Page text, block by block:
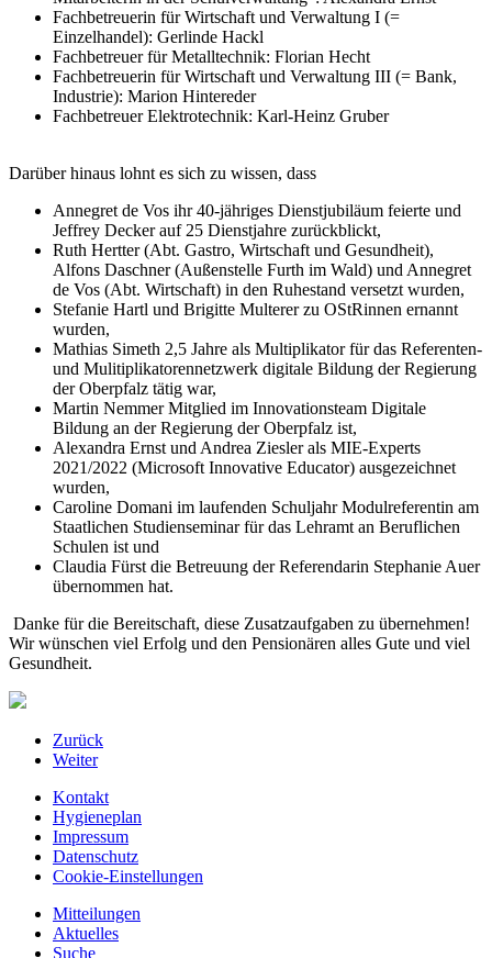
Fachbetreuerin für Wirtschaft und Verwaltung I (=
Einzelhandel): Gerlinde Hackl
Fachbetreuer für Metalltechnik: Florian Hecht
Fachbetreuerin für Wirtschaft und Verwaltung III (= Bank,
Industrie): Marion Hintereder
Fachbetreuer Elektrotechnik: Karl-Heinz Gruber
Darüber hinaus lohnt es sich zu wissen, dass
Annegret de Vos ihr 40-jähriges Dienstjubiläum feierte und
Jeffrey Decker auf 25 Dienstjahre zurückblickt,
Ruth Hertter (Abt. Gastro, Wirtschaft und Gesundheit),
Alfons Daschner (Außenstelle Furth im Wald) und Annegret
de Vos (Abt. Wirtschaft) in den Ruhestand versetzt wurden,
Stefanie Hartl und Brigitte Multerer zu OStRinnen ernannt
wurden,
Mathias Simeth 2,5 Jahre als Multiplikator für das Referenten-
und Mulitiplikatorennetzwerk digitale Bildung der Regierung
der Oberpfalz tätig war,
Martin Nemmer Mitglied im Innovationsteam Digitale
Bildung an der Regierung der Oberpfalz ist,
Alexandra Ernst und Andrea Ziesler als MIE-Experts
2021/2022 (Microsoft Innovative Educator) ausgezeichnet
wurden,
Caroline Domani im laufenden Schuljahr Modulreferentin am
Staatlichen Studienseminar für das Lehramt an Beruflichen
Schulen ist und
Claudia Fürst die Betreuung der Referendarin Stephanie Auer
übernommen hat.
Danke für die Bereitschaft, diese Zusatzaufgaben zu übernehmen!
Wir wünschen viel Erfolg und den Pensionären alles Gute und viel
Gesundheit.
Zurück
Weiter
Kontakt
Hygieneplan
Impressum
Datenschutz
Cookie-Einstellungen
Mitteilungen
Aktuelles
Suche